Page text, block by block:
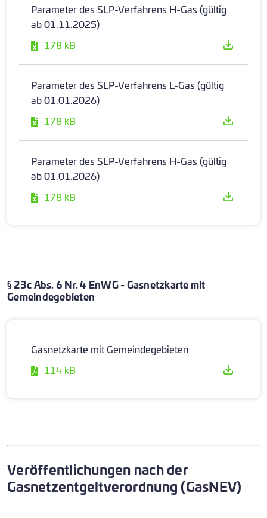
Parameter des SLP-Verfahrens H-Gas (gültig
ab 01.11.2025)
178 kB
Parameter des SLP-Verfahrens L-Gas (gültig
ab 01.01.2026)
178 kB
Parameter des SLP-Verfahrens H-Gas (gültig
ab 01.01.2026)
178 kB
§ 23c Abs. 6 Nr. 4 EnWG - Gasnetzkarte mit
Gemeindegebieten
Gasnetzkarte mit Gemeindegebieten
114 kB
Veröffentlichungen nach der
Gasnetzentgeltverordnung (GasNEV)